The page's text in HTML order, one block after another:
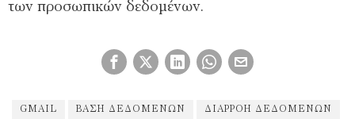
των προσωπικών δεδομένων.
GMAIL ΒΆΣΗ ΔΕΔΟΜΈΝΩΝ ΔΙΑΡΡΟΉ ΔΕΔΟΜΈΝΩΝ